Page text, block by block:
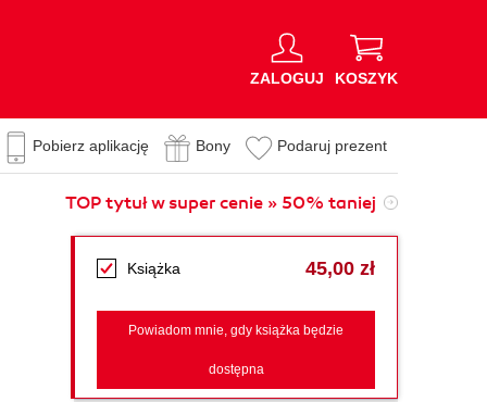
ZALOGUJ KOSZYK
Pobierz aplikację Bony Podaruj prezent
TOP tytuł w super cenie » 50% taniej
Książka 45,00 zł
Powiadom mnie, gdy książka będzie
dostępna